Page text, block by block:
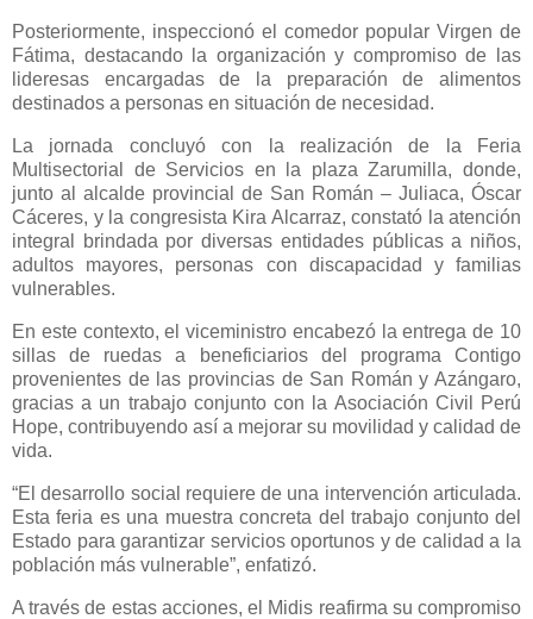
Posteriormente, inspeccionó el comedor popular Virgen de
Fátima, destacando la organización y compromiso de las
lideresas encargadas de la preparación de alimentos
destinados a personas en situación de necesidad.
La jornada concluyó con la realización de la Feria
Multisectorial de Servicios en la plaza Zarumilla, donde,
junto al alcalde provincial de San Román – Juliaca, Óscar
Cáceres, y la congresista Kira Alcarraz, constató la atención
integral brindada por diversas entidades públicas a niños,
adultos mayores, personas con discapacidad y familias
vulnerables.
En este contexto, el viceministro encabezó la entrega de 10
sillas de ruedas a beneficiarios del programa Contigo
provenientes de las provincias de San Román y Azángaro,
gracias a un trabajo conjunto con la Asociación Civil Perú
Hope, contribuyendo así a mejorar su movilidad y calidad de
vida.
“El desarrollo social requiere de una intervención articulada.
Esta feria es una muestra concreta del trabajo conjunto del
Estado para garantizar servicios oportunos y de calidad a la
población más vulnerable”, enfatizó.
A través de estas acciones, el Midis reafirma su compromiso